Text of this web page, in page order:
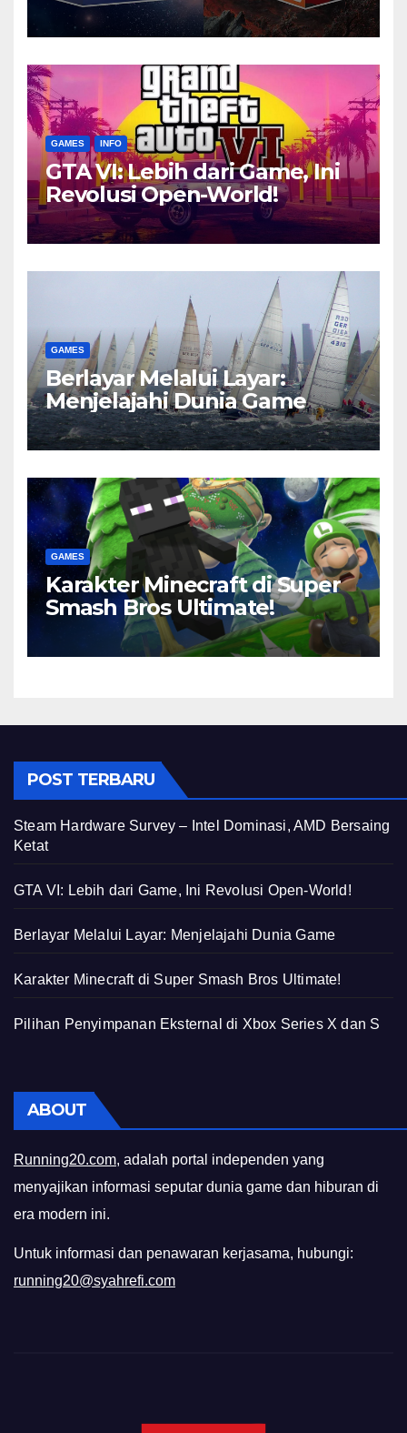
Bersaing Ketat
GAMES INFO
GTA VI: Lebih dari Game, Ini
Revolusi Open-World!
GAMES
Berlayar Melalui Layar:
Menjelajahi Dunia Game
GAMES
Karakter Minecraft di Super
Smash Bros Ultimate!
POST TERBARU
Steam Hardware Survey – Intel Dominasi, AMD Bersaing
Ketat
GTA VI: Lebih dari Game, Ini Revolusi Open-World!
Berlayar Melalui Layar: Menjelajahi Dunia Game
Karakter Minecraft di Super Smash Bros Ultimate!
Pilihan Penyimpanan Eksternal di Xbox Series X dan S
ABOUT
Running20.com, adalah portal independen yang
menyajikan informasi seputar dunia game dan hiburan di
era modern ini.
Untuk informasi dan penawaran kerjasama, hubungi:
running20@syahrefi.com